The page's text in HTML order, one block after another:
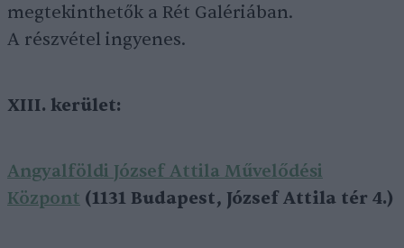
megtekinthetők a Rét Galériában.
A részvétel ingyenes.
XIII. kerület:
Angyalföldi József Attila Művelődési
Központ (1131 Budapest, József Attila tér 4.)